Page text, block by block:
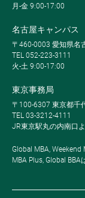
月-金 9:00-17:00
名古屋キャンパス
〒460-0003 愛知県名
TEL 052-223-3111
火-土 9:00-17:00
東京事務局
〒100-6307 東京都千
TEL 03-3212-4111
JR東京駅丸の内南口
Global MBA, Weekend
MBA Plus, Global BBA